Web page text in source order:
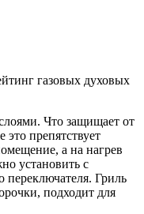
Что защищает от
препятствует
а на нагрев
установить с
Гриль
подходит для